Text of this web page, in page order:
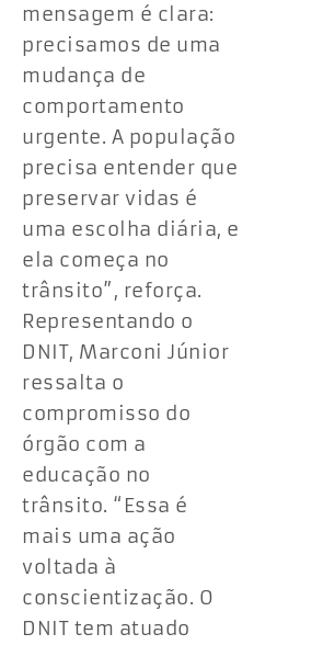
mensagem é clara:
precisamos de uma
mudança de
comportamento
urgente. A população
precisa entender que
preservar vidas é
uma escolha diária, e
ela começa no
trânsito”, reforça.
Representando o
DNIT, Marconi Júnior
ressalta o
compromisso do
órgão com a
educação no
trânsito. “Essa é
mais uma ação
voltada à
conscientização. O
DNIT tem atuado